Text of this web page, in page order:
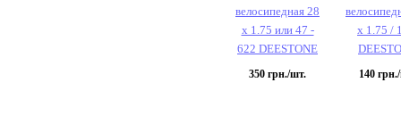
велосипедная 28
х 1.75 или 47 -
622 DEESTONE
350 грн./шт.
х 1.75 /
140